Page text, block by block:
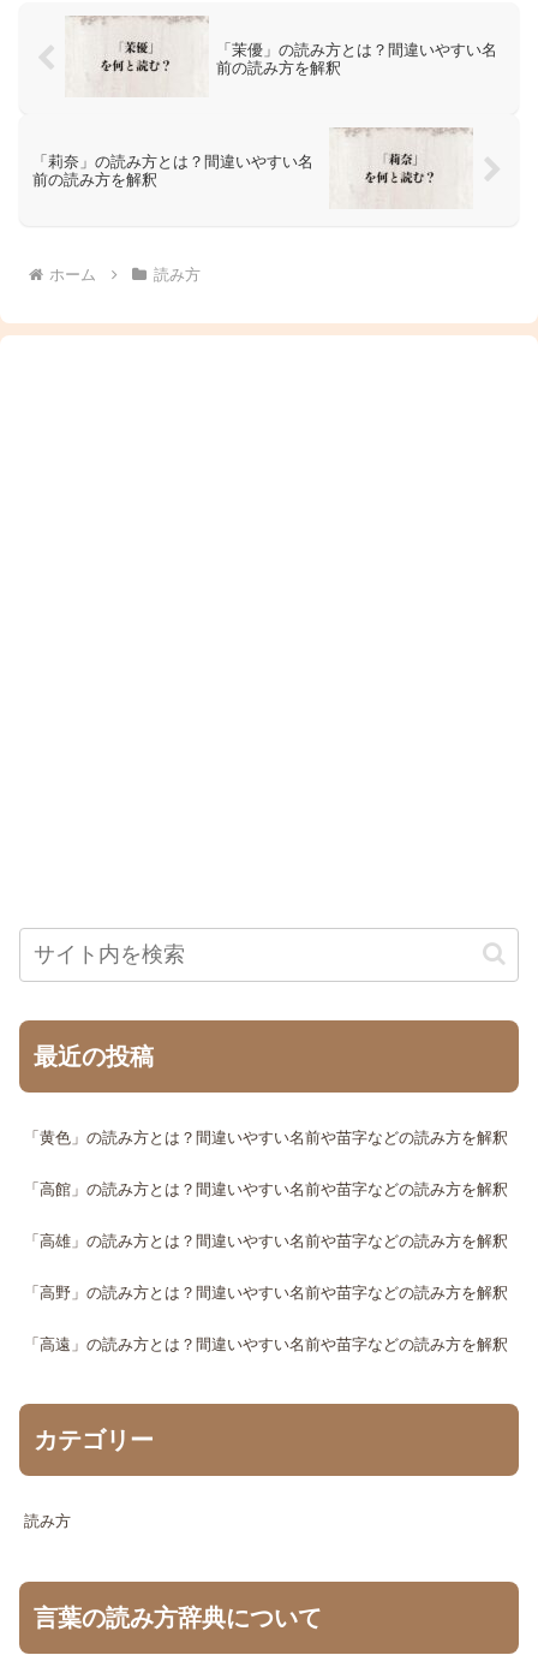
「茉優」の読み方とは？間違いやすい名
前の読み方を解釈
「莉奈」の読み方とは？間違いやすい名
前の読み方を解釈
ホーム 読み方
最近の投稿
「黄色」の読み方とは？間違いやすい名前や苗字などの読み方を解釈
「高館」の読み方とは？間違いやすい名前や苗字などの読み方を解釈
「高雄」の読み方とは？間違いやすい名前や苗字などの読み方を解釈
「高野」の読み方とは？間違いやすい名前や苗字などの読み方を解釈
「高遠」の読み方とは？間違いやすい名前や苗字などの読み方を解釈
カテゴリー
読み方
言葉の読み方辞典について